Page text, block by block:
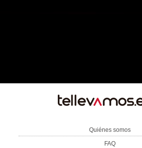
Quiénes somos
FAQ